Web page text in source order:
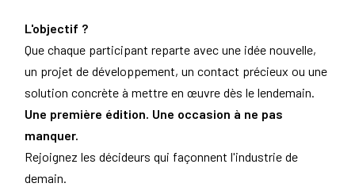
L'objectif ?
Que chaque participant reparte avec une idée nouvelle,
un projet de développement, un contact précieux ou une
solution concrète à mettre en œuvre dès le lendemain.
Une première édition. Une occasion à ne pas
manquer.
Rejoignez les décideurs qui façonnent l'industrie de
demain.